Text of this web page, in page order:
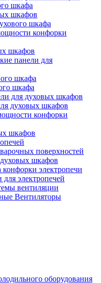
шкафа
шкафов
шкафа
конфорки
шкафов
панели для
шкафа
шкафа
для духовых шкафов
духовых шкафов
конфорки
шкафов
поверхностей
шкафов
электропечи
электропечей
вентиляции
Вентиляторы